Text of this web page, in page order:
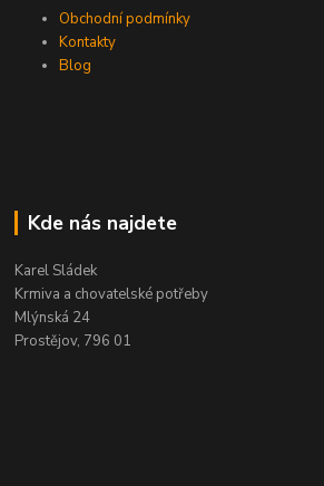
Obchodní podmínky
Kontakty
Blog
Kde nás najdete
Karel Sládek
Krmiva a chovatelské potřeby
Mlýnská 24
Prostějov, 796 01